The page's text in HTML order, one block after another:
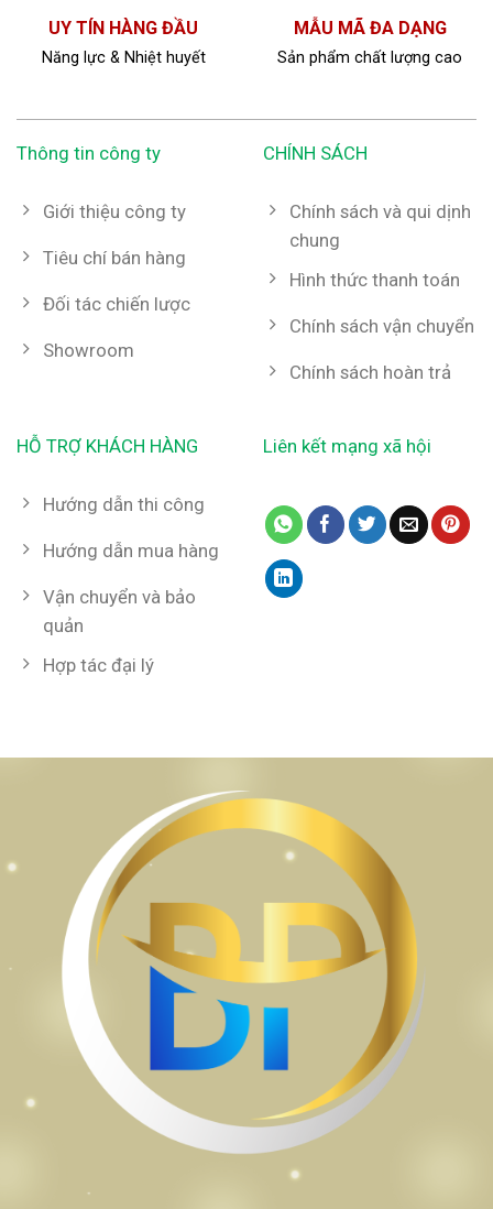
UY TÍN HÀNG ĐẦU
Năng lực & Nhiệt huyết
MẪU MÃ ĐA DẠNG
Sản phẩm chất lượng cao
Thông tin công ty
Giới thiệu công ty
Tiêu chí bán hàng
Đối tác chiến lược
Showroom
CHÍNH SÁCH
Chính sách và qui dịnh
chung
Hình thức thanh toán
Chính sách vận chuyển
Chính sách hoàn trả
HỖ TRỢ KHÁCH HÀNG
Hướng dẫn thi công
Hướng dẫn mua hàng
Vận chuyển và bảo
quản
Hợp tác đại lý
Liên kết mạng xã hội